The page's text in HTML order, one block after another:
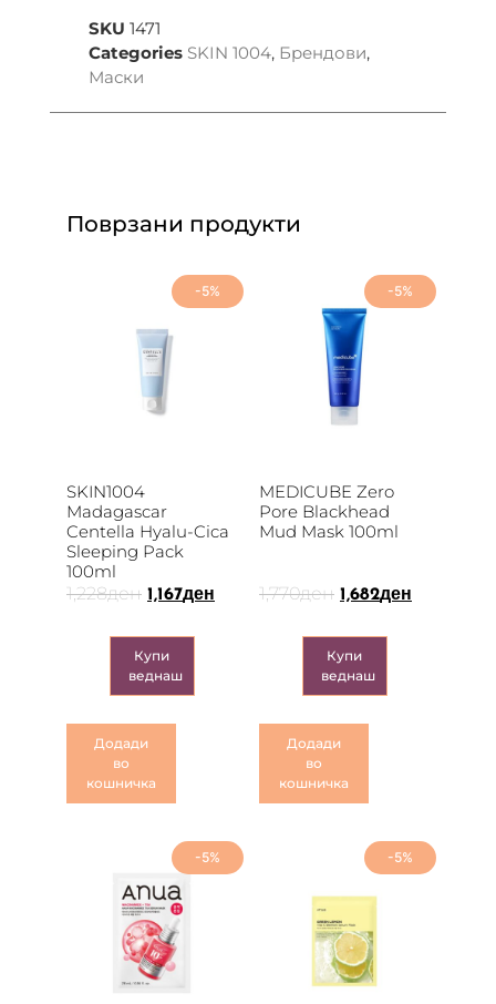
SKU 1471
Categories SKIN 1004, Брендови,
Маски
Поврзани продукти
-5%
SKIN1004
Madagascar
Centella Hyalu-Cica
Sleeping Pack
100ml
1,228ден 1,167ден
Купи
веднаш
Додади
во
кошничка
-5%
MEDICUBE Zero
Pore Blackhead
Mud Mask 100ml
1,770ден 1,682ден
Купи
веднаш
Додади
во
кошничка
-5% -5%